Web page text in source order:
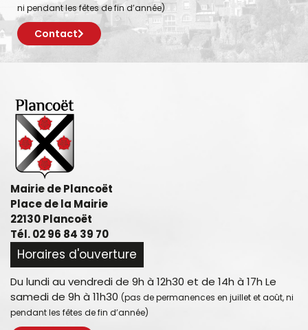
ni pendant les fêtes de fin d’année)
Contact
Mairie de Plancoët
Place de la Mairie
22130 Plancoët
Tél. 02 96 84 39 70
Horaires d'ouverture
Du lundi au vendredi de 9h à 12h30 et de 14h à 17h Le
samedi de 9h à 11h30 (pas de permanences en juillet et août, ni
pendant les fêtes de fin d’année)